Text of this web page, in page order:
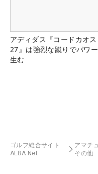
アディダス『コードカオス
27』は強烈な蹴りでパワ
生む
ゴルフ総合サイト
ALBA Net
アマチ
その他